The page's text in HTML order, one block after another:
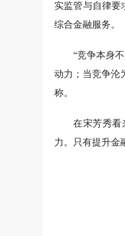
实监管与自律要
综合金融服务。
“竞争本身
动力；当竞争沦
称。
在宋芳秀看
力。只有提升金